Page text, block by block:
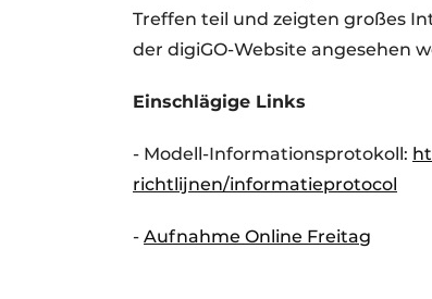
Treffen teil und zeigten großes
der digiGO-Website angesehen
Einschlägige Links
- Modell-Informationsprotokoll:
richtlijnen/informatieprotocol
- Aufnahme Online Freitag